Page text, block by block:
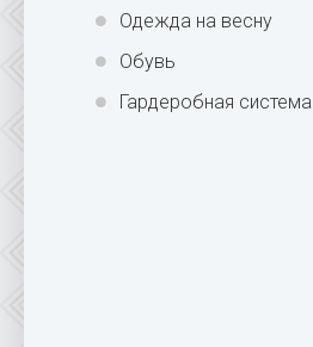
Одежда на весну
Обувь
Гардеробная система